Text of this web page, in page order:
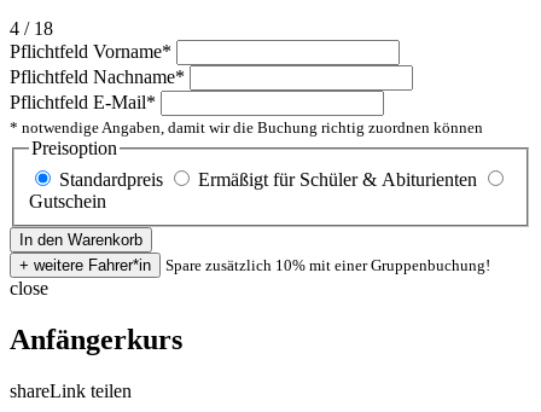
4 / 18
Pflichtfeld Vorname*
Pflichtfeld Nachname*
Pflichtfeld E-Mail*
* notwendige Angaben, damit wir die Buchung richtig zuordnen können
Preisoption
Standardpreis
Ermäßigt für Schüler & Abiturienten
Gutschein
Spare zusätzlich 10% mit einer Gruppenbuchung!
close
Anfängerkurs
shareLink teilen